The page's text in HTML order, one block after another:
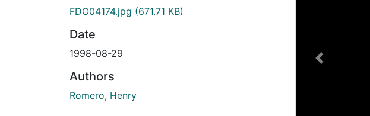
FDO04174.jpg (671.71 KB)
Date
1998-08-29
Authors
Romero, Henry
Previous